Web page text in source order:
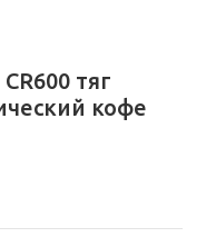
тяг
кофе